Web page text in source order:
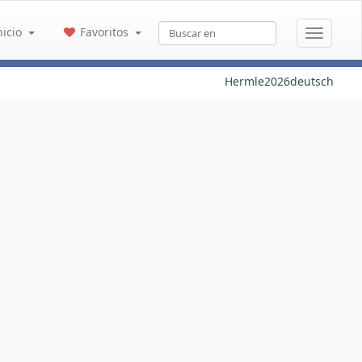
Favoritos
Hermle2026deutsch